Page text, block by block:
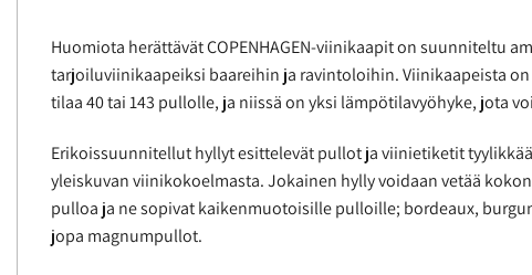
Huomiota herättävät COPENHAGEN-viinikaapit on suunniteltu
tarjoiluviinikaapeiksi baareihin ja ravintoloihin. Viinikaapeista
tilaa 40 tai 143 pullolle, ja niissä on yksi lämpötilavyöhyke, jota
Erikoissuunnitellut hyllyt esittelevät pullot ja viinietiketit
yleiskuvan viinikokoelmasta. Jokainen hylly voidaan vetää
pulloa ja ne sopivat kaikenmuotoisille pulloille; bordeaux,
jopa magnumpullot.